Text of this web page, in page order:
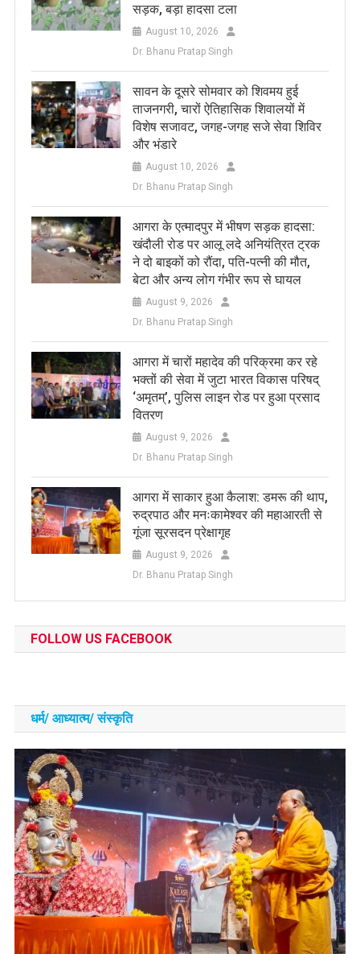
सड़क, बड़ा हादसा टला
August 10, 2026
Dr. Bhanu Pratap Singh
सावन के दूसरे सोमवार को शिवमय हुई
ताजनगरी, चारों ऐतिहासिक शिवालयों में
विशेष सजावट, जगह-जगह सजे सेवा शिविर
और भंडारे
August 10, 2026
Dr. Bhanu Pratap Singh
आगरा के एत्मादपुर में भीषण सड़क हादसा:
खंदौली रोड पर आलू लदे अनियंत्रित ट्रक
ने दो बाइकों को रौंदा, पति-पत्नी की मौत,
बेटा और अन्य लोग गंभीर रूप से घायल
August 9, 2026
Dr. Bhanu Pratap Singh
आगरा में चारों महादेव की परिक्रमा कर रहे
भक्तों की सेवा में जुटा भारत विकास परिषद्
‘अमृतम्’, पुलिस लाइन रोड पर हुआ प्रसाद
वितरण
August 9, 2026
Dr. Bhanu Pratap Singh
आगरा में साकार हुआ कैलाश: डमरू की थाप,
रुद्रपाठ और मनःकामेश्वर की महाआरती से
गूंजा सूरसदन प्रेक्षागृह
August 9, 2026
Dr. Bhanu Pratap Singh
FOLLOW US FACEBOOK
धर्म/ आध्‍यात्‍म/ संस्‍कृति